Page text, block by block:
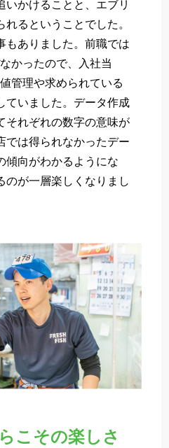
いかけることと、エブリ
るということでした。
もありました。前職では
かったので、入社当
管理や求められている
ていました。データ作成
それぞれの数字の意味が
では得られなかったデー
傾向がわかるようにな
のが一層楽しくなりまし
こその楽しさ